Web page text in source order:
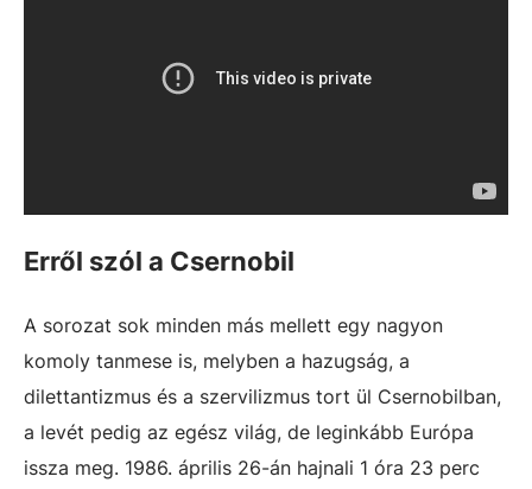
Erről szól a Csernobil
A sorozat sok minden más mellett egy nagyon
komoly tanmese is, melyben a hazugság, a
dilettantizmus és a szervilizmus tort ül Csernobilban,
a levét pedig az egész világ, de leginkább Európa
issza meg. 1986. április 26-án hajnali 1 óra 23 perc